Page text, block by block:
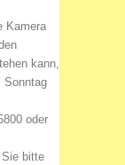
Kamera
kann,
Sonntag
oder
Sie bitte